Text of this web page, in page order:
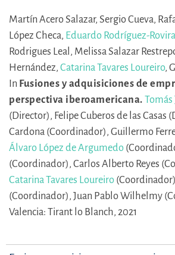
Martín Acero Salazar, Sergio Cueva,
López Checa, Eduardo Rodríguez-Rovira
Rodrigues Leal, Melissa Salazar
Hernández, Catarina Tavares Loureiro,
In Fusiones y adquisiciones de
perspectiva iberoamericana. Tomás
(Director), Felipe Cuberos de las Casas
Cardona (Coordinador), Guillermo
Álvaro López de Argumedo
(Coordinador), Carlos Alberto Reyes
Catarina Tavares Loureiro
(Coordinador), Juan Pablo Wilhelmy
Valencia: Tirant lo Blanch, 2021